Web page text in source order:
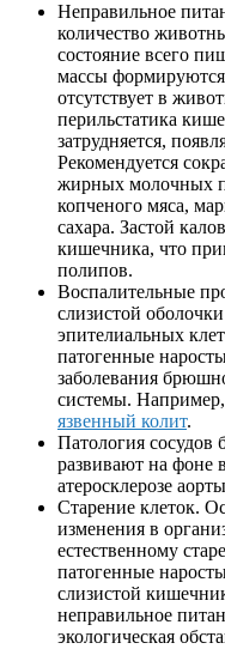
Неправильное
количество
состояние всего
массы формируются
отсутствует в
перильстатика
затрудняется,
Рекомендуется
жирных молочных
копченого мяса,
сахара. Застой
кишечника, что
полипов.
Воспалительные
слизистой
эпителиальных
патогенные
заболевания
системы.
язвенный колит.
Патология
развивают на фоне
атеросклерозе
Старение клеток.
изменения в
естественному
патогенные
слизистой
неправильное
экологическая